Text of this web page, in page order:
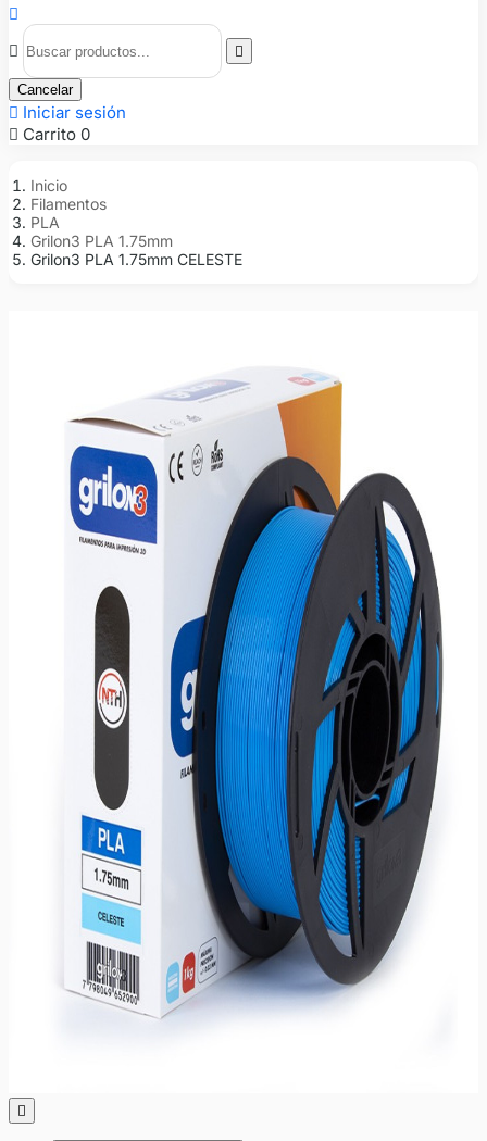



Cancelar
 Iniciar sesión
 Carrito 0
Inicio
Filamentos
PLA
Grilon3 PLA 1.75mm
Grilon3 PLA 1.75mm CELESTE
